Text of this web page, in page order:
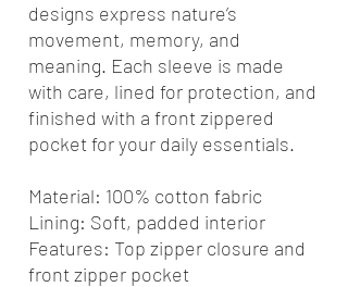
designs express nature’s
movement, memory, and
meaning. Each sleeve is made
with care, lined for protection, and
finished with a front zippered
pocket for your daily essentials.
Material: 100% cotton fabric
Lining: Soft, padded interior
Features: Top zipper closure and
front zipper pocket